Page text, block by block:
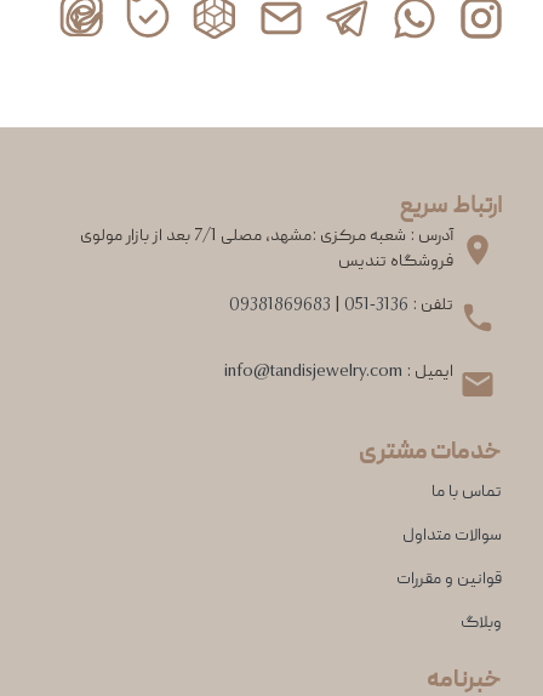
ارتباط سریع
آدرس : شعبه مرکزی :مشهد، مصلی 7/1 بعد از بازار مولوی
فروشگاه تندیس
تلفن : 051-3136
09381869683
ایمیل : info@tandisjewelry.com
خدمات مشتری
تماس با ما
سوالات متداول
قوانین و مقررات
وبلاگ
خبرنامه